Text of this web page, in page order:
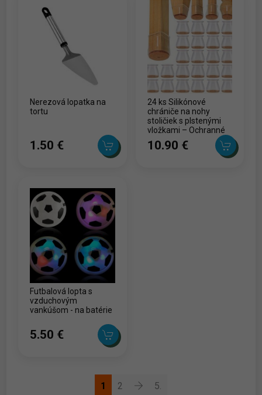
Nerezová lopatka na
tortu
1.50 ‎€
24 ks Silikónové
chrániče na nohy
stoličiek s plstenými
vložkami – Ochranné
krytky na nábytok proti
poškriabaniu, ľahké
kĺzanie, zníženie hluku
10.90 ‎€
Futbalová lopta s
vzduchovým
vankúšom - na batérie
5.50 ‎€
1 2 5.